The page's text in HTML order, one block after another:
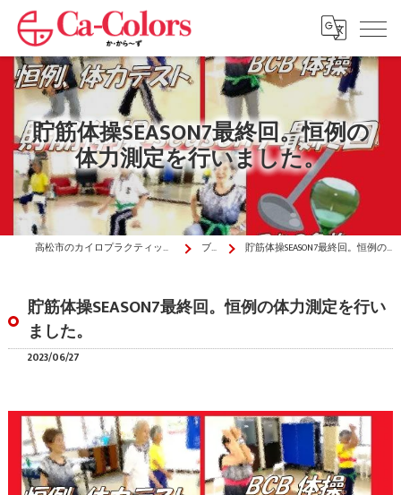
貯筋体操SEASON7最終回。恒例の
体力測定を行いました。
高松市のカイロプラクティックはか・から～ず施術院 ブログ 貯筋体操SEASON7最終回。恒例の体力測定を行いました。
貯筋体操SEASON7最終回。恒例の体力測定を行い
ました。
2023/06/27